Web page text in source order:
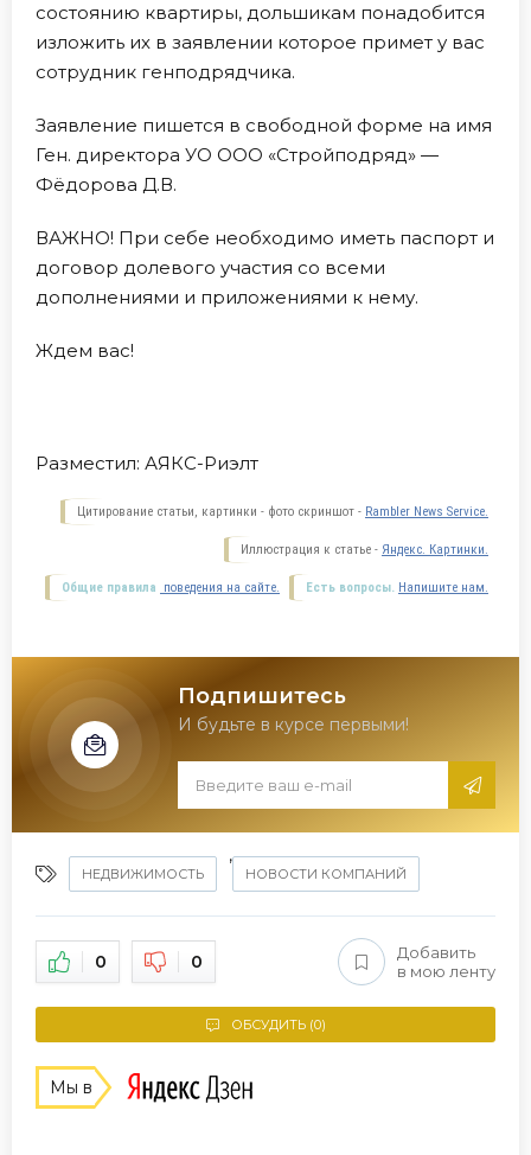
состоянию квартиры, дольшикам понадобится
изложить их в заявлении которое примет у вас
сотрудник генподрядчика.
Заявление пишется в свободной форме на имя
Ген. директора УО ООО «Стройподряд» —
Фёдорова Д.В.
ВАЖНО! При себе необходимо иметь паспорт и
договор долевого участия со всеми
дополнениями и приложениями к нему.
Ждем вас!
Разместил: АЯКС-Риэлт
Цитирование статьи, картинки - фото скриншот - Rambler News Service.
Иллюстрация к статье - Яндекс. Картинки.
Есть вопросы. Напишите нам.
Общие правила поведения на сайте.
Подпишитесь
И будьте в курсе первыми!
НЕДВИЖИМОСТЬ
,
НОВОСТИ КОМПАНИЙ
0 0
Добавить
в мою ленту
ОБСУДИТЬ (0)
Мы в